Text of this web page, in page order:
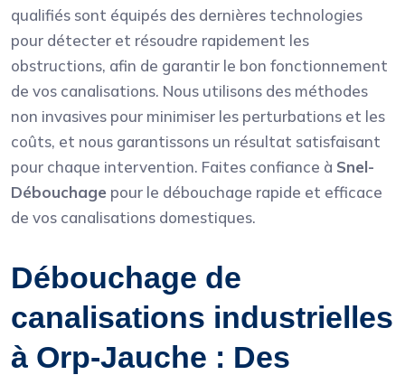
qualifiés sont équipés des dernières technologies
pour détecter et résoudre rapidement les
obstructions, afin de garantir le bon fonctionnement
de vos canalisations. Nous utilisons des méthodes
non invasives pour minimiser les perturbations et les
coûts, et nous garantissons un résultat satisfaisant
pour chaque intervention. Faites confiance à Snel-
Débouchage pour le débouchage rapide et efficace
de vos canalisations domestiques.
Débouchage de
canalisations industrielles
à Orp-Jauche : Des